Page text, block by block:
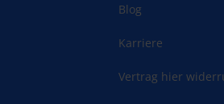
Blog
Karriere
Vertrag hier